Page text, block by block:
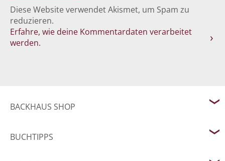
Diese Website verwendet Akismet, um Spam zu
reduzieren.
Erfahre, wie deine Kommentardaten verarbeitet
werden.
BACKHAUS SHOP
BUCHTIPPS